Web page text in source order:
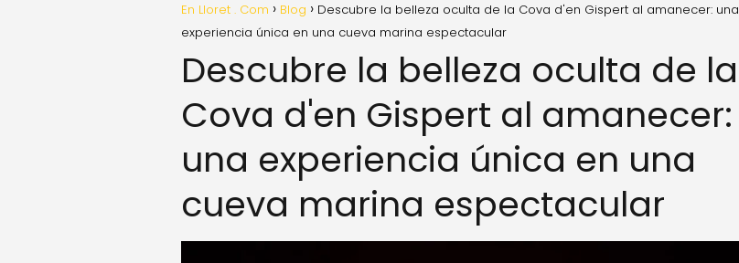
En Lloret . Com Blog
Descubre la belleza oculta de la Cova d'en Gispert al amanecer: una
experiencia única en una cueva marina espectacular
Descubre la belleza oculta de la
Cova d'en Gispert al amanecer:
una experiencia única en una
cueva marina espectacular